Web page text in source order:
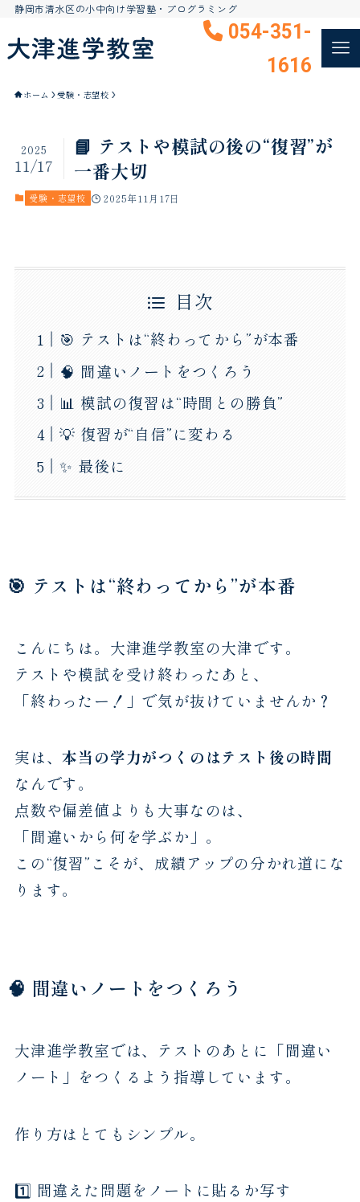
静岡市清水区の小中向け学習塾・プログラミング
054-351-
1616
ホーム 受験・志望校
📘 テストや模試の後の“復習”が
一番大切
2025
11/17
受験・志望校 2025年11月17日
目次
🎯 テストは“終わってから”が本番
🧠 間違いノートをつくろう
📊 模試の復習は“時間との勝負”
💡 復習が“自信”に変わる
✨ 最後に
🎯 テストは“終わってから”が本番
こんにちは。大津進学教室の大津です。
テストや模試を受け終わったあと、
「終わったー！」で気が抜けていませんか？
実は、本当の学力がつくのはテスト後の時間
なんです。
点数や偏差値よりも大事なのは、
「間違いから何を学ぶか」。
この“復習”こそが、成績アップの分かれ道にな
ります。
🧠 間違いノートをつくろう
大津進学教室では、テストのあとに「間違い
ノート」をつくるよう指導しています。
作り方はとてもシンプル。
1️⃣ 間違えた問題をノートに貼るか写す